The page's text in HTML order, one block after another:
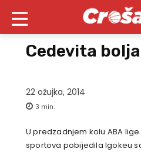
Cedevita
22 ožujka, 2014
3 min.
U predzadnjem kolu ABA
sportova pobijedila Igokeu